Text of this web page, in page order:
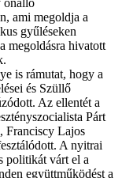
ami megoldja a
gyűléseken
megoldásra hivatott
is rámutat, hogy a
és Szüllő
Az ellentét a
Párt
Franciscy Lajos
A nyitrai
politikát várt el a
együttműködést a